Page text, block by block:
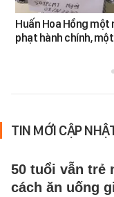
Huấn Hoa Hồng một
phạt hành chính,
TIN MỚI CẬP
50 tuổi vẫn trẻ
cách ăn uống